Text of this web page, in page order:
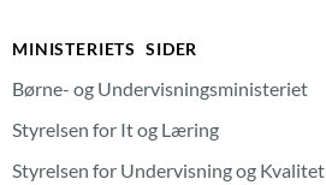
MINISTERIETS SIDER
Børne- og Undervisningsministeriet
Styrelsen for It og Læring
Styrelsen for Undervisning og Kvalitet